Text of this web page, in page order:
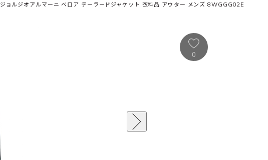
ジョルジオアルマーニ ベロア テーラードジャケット 衣料品 アウター メンズ 8WGGG02E
0